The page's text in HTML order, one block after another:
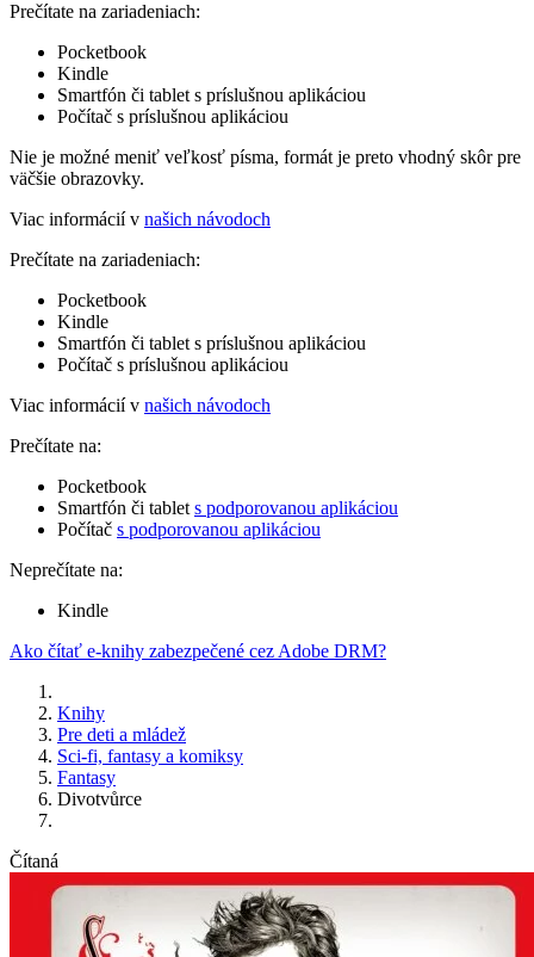
Prečítate na zariadeniach:
Pocketbook
Kindle
Smartfón či tablet s príslušnou aplikáciou
Počítač s príslušnou aplikáciou
Nie je možné meniť veľkosť písma, formát je preto vhodný skôr pre
väčšie obrazovky.
Viac informácií v našich návodoch
Prečítate na zariadeniach:
Pocketbook
Kindle
Smartfón či tablet s príslušnou aplikáciou
Počítač s príslušnou aplikáciou
Viac informácií v našich návodoch
Prečítate na:
Pocketbook
Smartfón či tablet s podporovanou aplikáciou
Počítač s podporovanou aplikáciou
Neprečítate na:
Kindle
Ako čítať e-knihy zabezpečené cez Adobe DRM?
Knihy
Pre deti a mládež
Sci-fi, fantasy a komiksy
Fantasy
Divotvůrce
Čítaná